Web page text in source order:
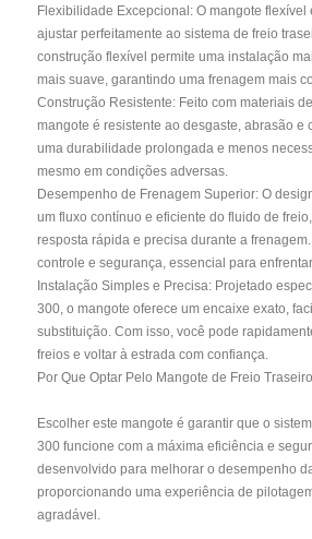
Flexibilidade Excepcional: O mangote
ajustar perfeitamente ao sistema de freio
construção flexível permite uma instalação
mais suave, garantindo uma frenagem mais
Construção Resistente: Feito com materiais
mangote é resistente ao desgaste, abrasão e
uma durabilidade prolongada e menos
mesmo em condições adversas.
Desempenho de Frenagem Superior: O
um fluxo contínuo e eficiente do fluido de
resposta rápida e precisa durante a
controle e segurança, essencial para
Instalação Simples e Precisa: Projetado
300, o mangote oferece um encaixe exato,
substituição. Com isso, você pode
freios e voltar à estrada com confiança.
Por Que Optar Pelo Mangote de Freio
Escolher este mangote é garantir que o
300 funcione com a máxima eficiência e
desenvolvido para melhorar o desempenho
proporcionando uma experiência de
agradável.